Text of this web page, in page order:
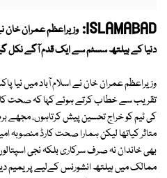
ISLAMABAD: وزیراعظم عمران خان
دنیا کے ہیلتھ سسٹم سے ایک قدم آگے نکل
وزیراعظم عمران خان نے اسلام آباد میں نیا
تقریب سے خطاب کرتے ہوئے کہا کہ صحت
کی ٹیم کو خراج تحسین پیش کرتاہوں،
متاثر کیاتھا لیکن ہمارا صحت کارڈ منصوبہ
بھی خاندان نہ صرف سرکاری بلکہ نجی
ممالک میں ہیلتھ انشورنس کےلیے پریمیم